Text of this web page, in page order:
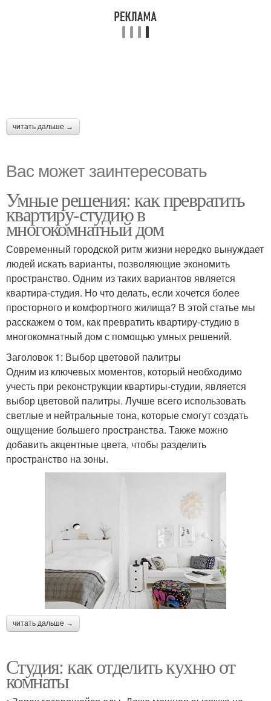
читать дальше →
Вас может заинтересовать
Умные решения: как превратить
квартиру-студию в
многокомнатный дом
Современный городской ритм жизни нередко вынуждает
людей искать варианты, позволяющие экономить
пространство. Одним из таких вариантов является
квартира-студия. Но что делать, если хочется более
просторного и комфортного жилища? В этой статье мы
расскажем о том, как превратить квартиру-студию в
многокомнатный дом с помощью умных решений.
Заголовок 1: Выбор цветовой палитры
Одним из ключевых моментов, который необходимо
учесть при реконструкции квартиры-студии, является
выбор цветовой палитры. Лучше всего использовать
светлые и нейтральные тона, которые смогут создать
ощущение большего пространства. Также можно
добавить акцентные цвета, чтобы разделить
пространство на зоны.
читать дальше →
Студия: как отделить кухню от
комнаты